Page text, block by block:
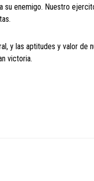
enemigo. Nuestro
y las aptitudes y valor
victoria.